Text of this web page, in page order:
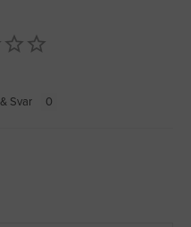
Svar